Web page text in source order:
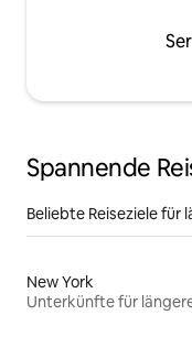
Spannende
Beliebte Reiseziele
New York